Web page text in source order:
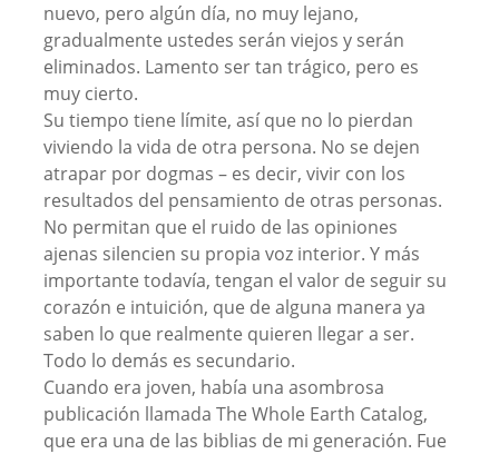
nuevo, pero algún día, no muy lejano,
gradualmente ustedes serán viejos y serán
eliminados. Lamento ser tan trágico, pero es
muy cierto.
Su tiempo tiene límite, así que no lo pierdan
viviendo la vida de otra persona. No se dejen
atrapar por dogmas – es decir, vivir con los
resultados del pensamiento de otras personas.
No permitan que el ruido de las opiniones
ajenas silencien su propia voz interior. Y más
importante todavía, tengan el valor de seguir su
corazón e intuición, que de alguna manera ya
saben lo que realmente quieren llegar a ser.
Todo lo demás es secundario.
Cuando era joven, había una asombrosa
publicación llamada The Whole Earth Catalog,
que era una de las biblias de mi generación. Fue